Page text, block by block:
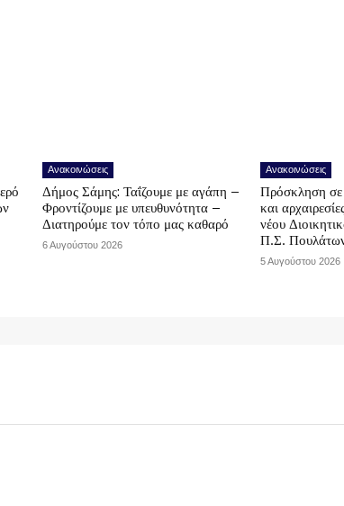
Ανακοινώσεις
Δήμος Σάμης: Ταΐζουμε με αγάπη –
Φροντίζουμε με υπευθυνότητα –
Διατηρούμε τον τόπο μας καθαρό
6 Αυγούστου 2026
Ανακοινώσεις
Πρόσκληση σε
και
νέου
Π.Σ.
5 Αυγούστου 2026